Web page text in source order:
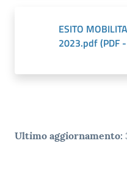
ESITO
2023.pdf(PDF -
Ultimo aggiornamento: